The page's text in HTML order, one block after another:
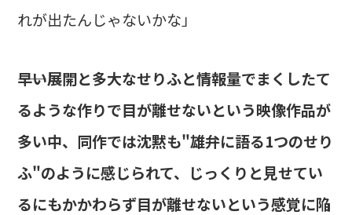
れが出たんじゃないかな」
――早い展開と多大なせりふと情報量でまくしたて
るような作りで目が離せないという映像作品が
多い中、同作では沈黙も"雄弁に語る1つのせり
ふ"のように感じられて、じっくりと見せてい
るにもかかわらず目が離せないという感覚に陥